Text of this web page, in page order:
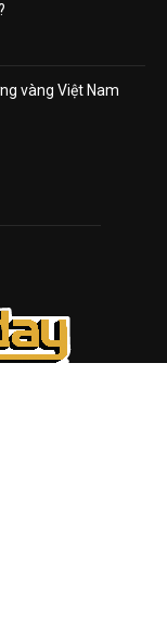
vàng Việt Nam